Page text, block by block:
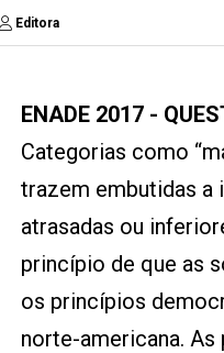
Editora
ENADE 2017 -
Categorias como
trazem embutidas a
atrasadas ou
princípio de que as
os princípios
norte-americana.